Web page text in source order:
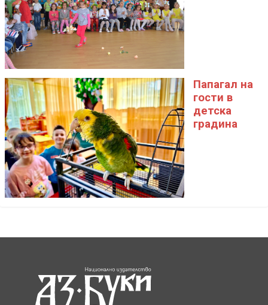
Папагал на
гости в
детска
градина